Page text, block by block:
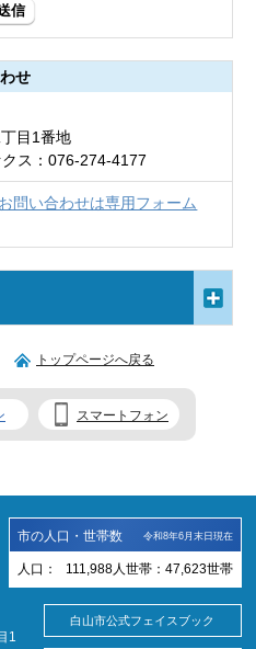
信
せ
目1番地
ス：076-274-4177
問い合わせは専用フォーム
トップページへ戻る
スマートフォン
市の人口・世帯数 令和8年6月末日現在
人口： 111,988 人 世帯： 47,623世帯
1
白山市公式フェイスブック